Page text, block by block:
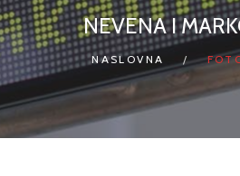
NEVENA I
NASLOVNA